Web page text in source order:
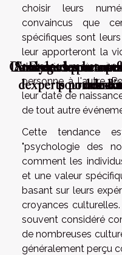
choisir leurs
convaincus que
spécifiques sont
leur apporteront la
de ces numéros ou
personne à l'autre.
leur date de
de tout autre
Cette tendance
"psychologie des
comment les
et une valeur
basant sur leurs
croyances
souvent considéré
de nombreuses
généralement perçu
Stratégies pour
de
Analyse des
pourraient
Erreurs
dexperts pour
L'avis des experts
Comment les
des